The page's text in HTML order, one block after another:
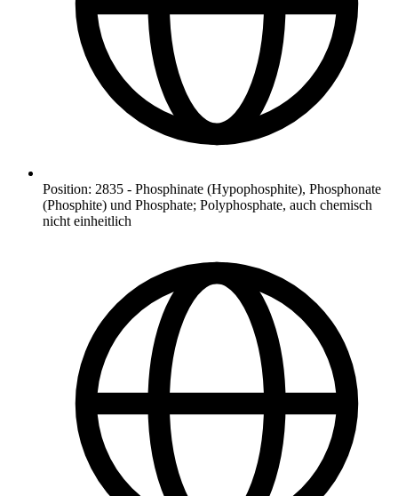
Position: 2835 - Phosphinate (Hypophosphite), Phosphonate
(Phosphite) und Phosphate; Polyphosphate, auch chemisch
nicht einheitlich